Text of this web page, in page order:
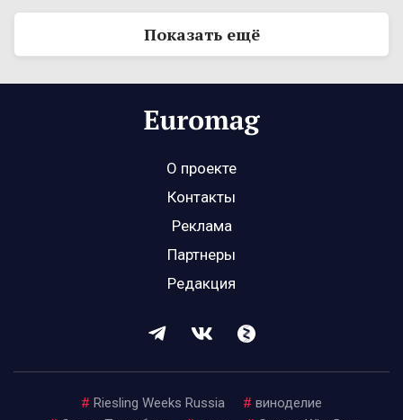
Показать ещё
О проекте
Контакты
Реклама
Партнеры
Редакция
# Riesling Weeks Russia # виноделие